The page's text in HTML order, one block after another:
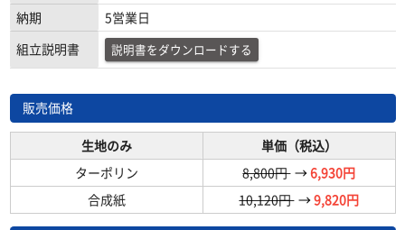
納期
5営業日
組立説明書
説明書をダウンロードする
販売価格
生地のみ
単価（税込）
ターポリン
8,800円 →6,930円
合成紙
10,120円 →9,820円